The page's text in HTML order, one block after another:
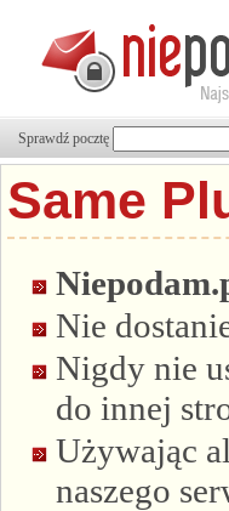
Sprawdź pocztę
Same
Nie
Nigdy nie
do innej
Używając
naszego